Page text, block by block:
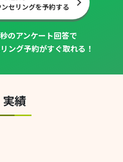
セリングを予約する
のアンケート回答で
ング予約がすぐ取れる！
実績